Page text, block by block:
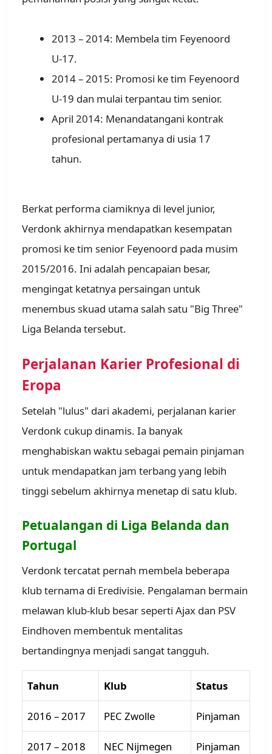
2013 – 2014: Membela tim Feyenoord
U-17.
2014 – 2015: Promosi ke tim Feyenoord
U-19 dan mulai terpantau tim senior.
April 2014: Menandatangani kontrak
profesional pertamanya di usia 17
tahun.
Berkat performa ciamiknya di level junior,
Verdonk akhirnya mendapatkan kesempatan
promosi ke tim senior Feyenoord pada musim
2015/2016. Ini adalah pencapaian besar,
mengingat ketatnya persaingan untuk
menembus skuad utama salah satu "Big Three"
Liga Belanda tersebut.
Perjalanan Karier Profesional di
Eropa
Setelah "lulus" dari akademi, perjalanan karier
Verdonk cukup dinamis. Ia banyak
menghabiskan waktu sebagai pemain pinjaman
untuk mendapatkan jam terbang yang lebih
tinggi sebelum akhirnya menetap di satu klub.
Petualangan di Liga Belanda dan
Portugal
Verdonk tercatat pernah membela beberapa
klub ternama di Eredivisie. Pengalaman bermain
melawan klub-klub besar seperti Ajax dan PSV
Eindhoven membentuk mentalitas
bertandingnya menjadi sangat tangguh.
Tahun Klub Status
2016 – 2017 PEC Zwolle Pinjaman
2017 – 2018 NEC Nijmegen Pinjaman